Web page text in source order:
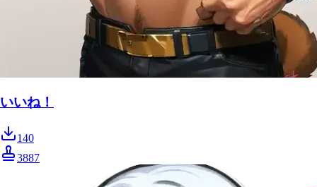
いいね！
140
3887